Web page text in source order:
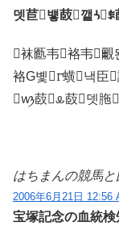
뎃苣벃菣꺁
袜㔲韦袼韦覼
袼G볯ꮁ蟥낵臣
ꪃ菣ꮂ菣뎃胣
はちまんの競馬と
2006年6月21日 12:56
宝塚記念の血統検